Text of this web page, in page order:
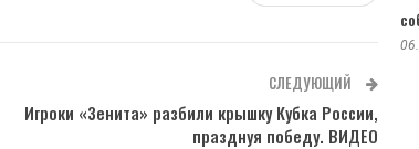
СЛЕДУЮЩИЙ
Игроки «Зенита» разбили крышку Кубка России,
празднуя победу. ВИДЕО